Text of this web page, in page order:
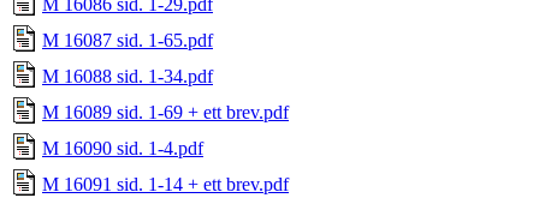
M 16087 sid. 1-65.pdf
M 16088 sid. 1-34.pdf
M 16089 sid. 1-69 + ett brev.pdf
M 16090 sid. 1-4.pdf
M 16091 sid. 1-14 + ett brev.pdf